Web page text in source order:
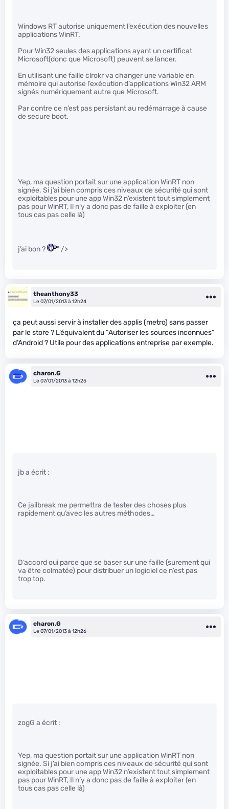
Windows RT autorise uniquement l’exécution des nouvelles
applications WinRT.
Pour Win32 seules des applications ayant un certificat
Microsoft(donc que Microsoft) peuvent se lancer.
En utilisant une faille clrokr va changer une variable en
mémoire qui autorise l’exécution d’applications Win32 ARM
signés numériquement autre que Microsoft.
Par contre ce n’est pas persistant au redémarrage à cause
de secure boot.
Yep, ma question portait sur une application WinRT non
signée. Si j’ai bien compris ces niveaux de sécurité qui sont
exploitables pour une app Win32 n’existent tout simplement
pas pour WinRT, Il n’y a donc pas de faille à exploiter (en
tous cas pas celle là)
j’ai bon ? " />
theanthony33
Le 07/01/2013 à 12h24
ça peut aussi servir à installer des applis (metro) sans passer
par le store ? L’équivalent du “Autoriser les sources inconnues”
d’Android ? Utile pour des applications entreprise par exemple.
charon.G
Le 07/01/2013 à 12h25
jb a écrit :
Ce jailbreak me permettra de tester des choses plus
rapidement qu’avec les autres méthodes…
D’accord oui parce que se baser sur une faille (surement qui
va être colmatée) pour distribuer un logiciel ce n’est pas
trop top.
charon.G
Le 07/01/2013 à 12h26
zogG a écrit :
Yep, ma question portait sur une application WinRT non
signée. Si j’ai bien compris ces niveaux de sécurité qui sont
exploitables pour une app Win32 n’existent tout simplement
pas pour WinRT, Il n’y a donc pas de faille à exploiter (en
tous cas pas celle là)